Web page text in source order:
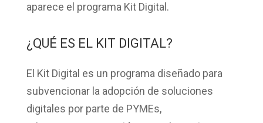
aparece el programa Kit Digital.
¿QUÉ ES EL KIT DIGITAL?
El Kit Digital es un programa diseñado para
subvencionar la adopción de soluciones
digitales por parte de PYMEs,